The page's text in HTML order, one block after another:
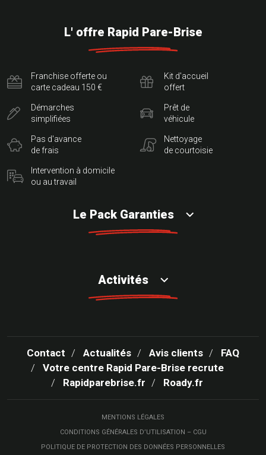
L' offre Rapid Pare-Brise
Franchise offerte ou
carte cadeau 150 €
Démarches
simplifiées
Pas d'avance
de frais
Intervention à domicile
ou au travail
Kit d'accueil
offert
Prêt de
véhicule
Nettoyage
de courtoisie
Le Pack Garanties
Activités
Contact Actualités Avis clients
FAQ
Votre centre Rapid Pare-Brise recrute
Rapidparebrise.fr
Roady.fr
MENTIONS LÉGALES
CONDITIONS GÉNÉRALES D’UTILISATION – CGU
POLITIQUE DE PROTECTION DES DONNÉES PERSONNELLES